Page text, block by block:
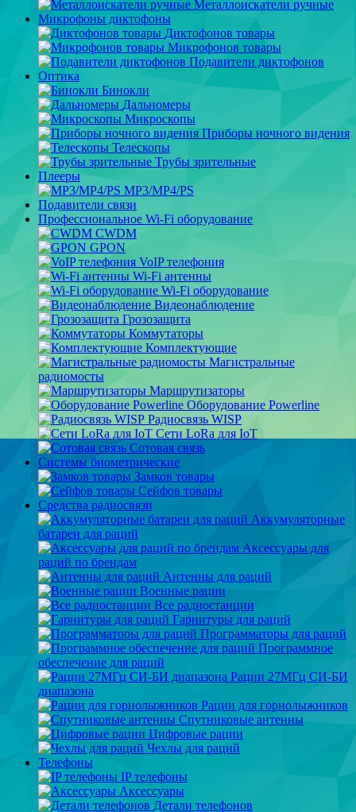
Металлоискатели ручные
Микрофоны диктофоны
Диктофонов товары
Микрофонов товары
Подавители диктофонов
Оптика
Бинокли
Дальномеры
Микроскопы
Приборы ночного видения
Телескопы
Трубы зрительные
Плееры
MP3/MP4/PS
Подавители связи
Профессиональное Wi-Fi оборудование
CWDM
GPON
VoIP телефония
Wi-Fi антенны
Wi-Fi оборудование
Видеонаблюдение
Грозозащита
Коммутаторы
Комплектующие
Магистральные
радиомосты
Маршрутизаторы
Оборудование Powerline
Радиосвязь WISP
Сети LoRa для IoT
Сотовая связь
Системы биометрические
Замков товары
Сейфов товары
Средства радиосвязи
Аккумуляторные
батареи для раций
Аксессуары для
раций по брендам
Антенны для раций
Военные рации
Все радиостанции
Гарнитуры для раций
Программаторы для раций
Программное
обеспечение для раций
Рации 27МГц СИ-БИ
диапазона
Рации для горнолыжников
Спутниковые антенны
Цифровые рации
Чехлы для раций
Телефоны
IP телефоны
Аксессуары
Детали телефонов